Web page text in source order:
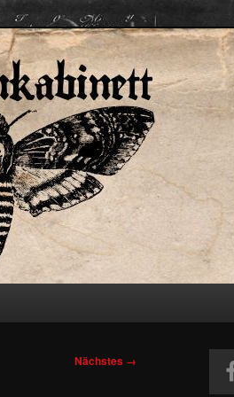
Nächstes →